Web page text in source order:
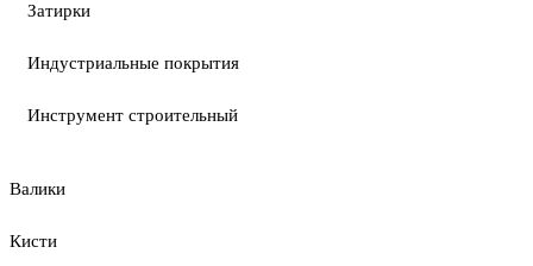
Затирки
Индустриальные покрытия
Инструмент строительный
Валики
Кисти